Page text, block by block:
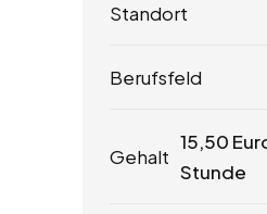
Standort
Berufsfeld
Gehalt
15,50
Stunde